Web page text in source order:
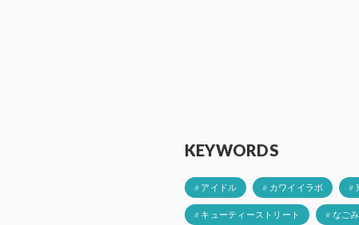
KEYWORDS
# アイドル # カワイイラボ #
# キューティーストリート # なごみ